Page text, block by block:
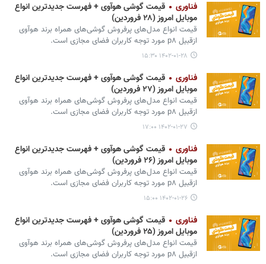
فناوری
قیمت گوشی هوآوی + فهرست جدیدترین انواع
موبایل امروز (۲۸ فروردین)
قیمت انواع مدل‌های پرفروش گوشی‌های همراه برند هوآوی
ازقبیل p۸ مورد توجه کاربران فضای مجازی است.
۱۴۰۲-۰۱-۲۸ ۱۵:۳۰
فناوری
قیمت گوشی هوآوی + فهرست جدیدترین انواع
موبایل امروز (۲۷ فروردین)
قیمت انواع مدل‌های پرفروش گوشی‌های همراه برند هوآوی
ازقبیل p۸ مورد توجه کاربران فضای مجازی است.
۱۴۰۲-۰۱-۲۷ ۱۷:۰۰
فناوری
قیمت گوشی هوآوی + فهرست جدیدترین انواع
موبایل امروز (۲۶ فروردین)
قیمت انواع مدل‌های پرفروش گوشی‌های همراه برند هوآوی
ازقبیل p۸ مورد توجه کاربران فضای مجازی است.
۱۴۰۲-۰۱-۲۶ ۱۵:۰۰
فناوری
قیمت گوشی هوآوی + فهرست جدیدترین انواع
موبایل امروز (۲۵ فروردین)
قیمت انواع مدل‌های پرفروش گوشی‌های همراه برند هوآوی
ازقبیل p۸ مورد توجه کاربران فضای مجازی است.